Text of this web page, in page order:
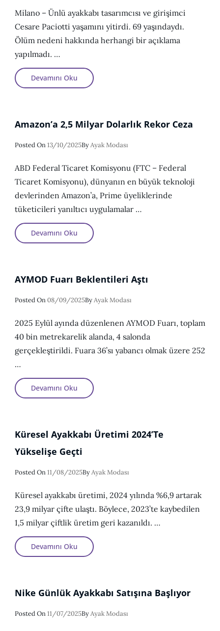
Milano – Ünlü ayakkabı tasarımcısı ve girişimci
Cesare Paciotti yaşamını yitirdi. 69 yaşındaydı.
Ölüm nedeni hakkında herhangi bir açıklama
yapılmadı. …
Devamını Oku İtalyan
Ayakkabı
Tasarımcısı
Yaşında
Hayatını
Kaybetti
Amazon’a 2,5 Milyar Dolarlık Rekor Ceza
Posted OnPosted
13/10/2025ByAyak Modası
ABD Federal Ticaret Komisyonu (FTC – Federal
Ticaret Komisyonu), dünyanın en büyük teknoloji
devlerinden Amazon’a, Prime üyeliklerinde
tüketicileri yanıltıcı uygulamalar …
Devamını Oku Amazon’a
Milyar
AYMOD Fuarı Beklentileri Aştı
Posted OnPosted
08/09/2025ByAyak Modası
2025 Eylül ayında düzenlenen AYMOD Fuarı, toplam
40 bin metrekarelik alanda, 4 salonda
gerçekleştirildi. Fuara 36’sı yabancı olmak üzere 252
…
Devamını Oku AYMOD
Fuarı
Beklentileri
Küresel Ayakkabı Üretimi 2024’te
Yükselişe Geçti
Posted OnPosted
11/08/2025ByAyak Modası
Küresel ayakkabı üretimi, 2024 yılında %6,9 artarak
23,9 milyar çifte ulaştı. Böylece, 2023’te kaybedilen
1,5 milyar çiftlik üretim geri kazanıldı. …
Devamını Oku Küresel
Ayakkabı
Üretimi
Nike Günlük Ayakkabı Satışına Başlıyor
Posted OnPosted
11/07/2025ByAyak Modası